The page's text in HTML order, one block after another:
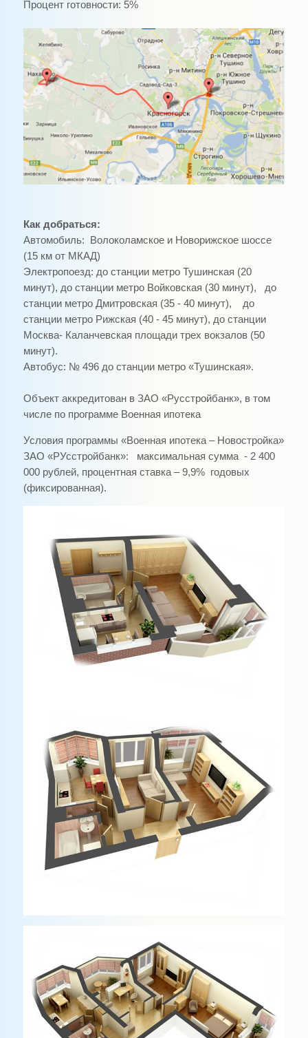
Процент готовности: 5%
Как добраться:
Автомобиль:
Волоколамское и Новорижское шоссе
(15 км от МКАД)
Электропоезд: до станции метро Тушинская (20
минут), до станции метро Войковская (30 минут),
до
станции метро Дмитровская (35 - 40 минут),
до
станции метро Рижская (40 - 45 минут), до станции
Москва- Каланчевская площади трех вокзалов (50
минут).
Автобус: № 496 до станции метро «Тушинская».
Объект аккредитован в ЗАО «Русстройбанк», в том
числе по программе Военная ипотека
Условия программы «Военная ипотека – Новостройка»
ЗАО «РУсстройбанк»: максимальная сумма - 2 400
000 рублей, процентная ставка –9,9% годовых
(фиксированная).